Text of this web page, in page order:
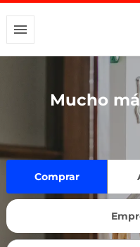
Mucho
Comprar